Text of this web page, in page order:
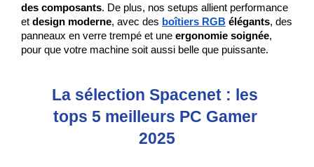
des composants. De plus, nos setups allient performance
et design moderne, avec des boîtiers RGB élégants, des
panneaux en verre trempé et une ergonomie soignée,
pour que votre machine soit aussi belle que puissante.
La sélection Spacenet : les
tops 5 meilleurs PC Gamer
2025